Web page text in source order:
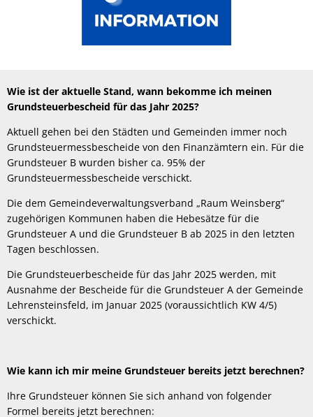
Wie ist der aktuelle Stand, wann bekomme ich meinen
Grundsteuerbescheid für das Jahr 2025?
Aktuell gehen bei den Städten und Gemeinden immer noch
Grundsteuermessbescheide von den Finanzämtern ein. Für die
Grundsteuer B wurden bisher ca. 95% der
Grundsteuermessbescheide verschickt.
Die dem Gemeindeverwaltungsverband „Raum Weinsberg“
zugehörigen Kommunen haben die Hebesätze für die
Grundsteuer A und die Grundsteuer B ab 2025 in den letzten
Tagen beschlossen.
Die Grundsteuerbescheide für das Jahr 2025 werden, mit
Ausnahme der Bescheide für die Grundsteuer A der Gemeinde
Lehrensteinsfeld, im Januar 2025 (voraussichtlich KW 4/5)
verschickt.
Wie kann ich mir meine Grundsteuer bereits jetzt berechnen?
Ihre Grundsteuer können Sie sich anhand von folgender
Formel bereits jetzt berechnen: